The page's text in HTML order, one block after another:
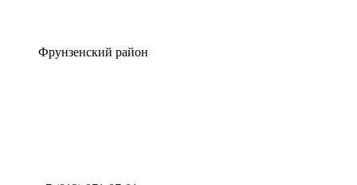
Фрунзенский район